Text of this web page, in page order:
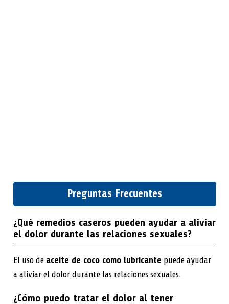
Preguntas Frecuentes
¿Qué remedios caseros pueden ayudar a aliviar
el dolor durante las relaciones sexuales?
El uso de aceite de coco como lubricante puede ayudar
a aliviar el dolor durante las relaciones sexuales.
¿Cómo puedo tratar el dolor al tener